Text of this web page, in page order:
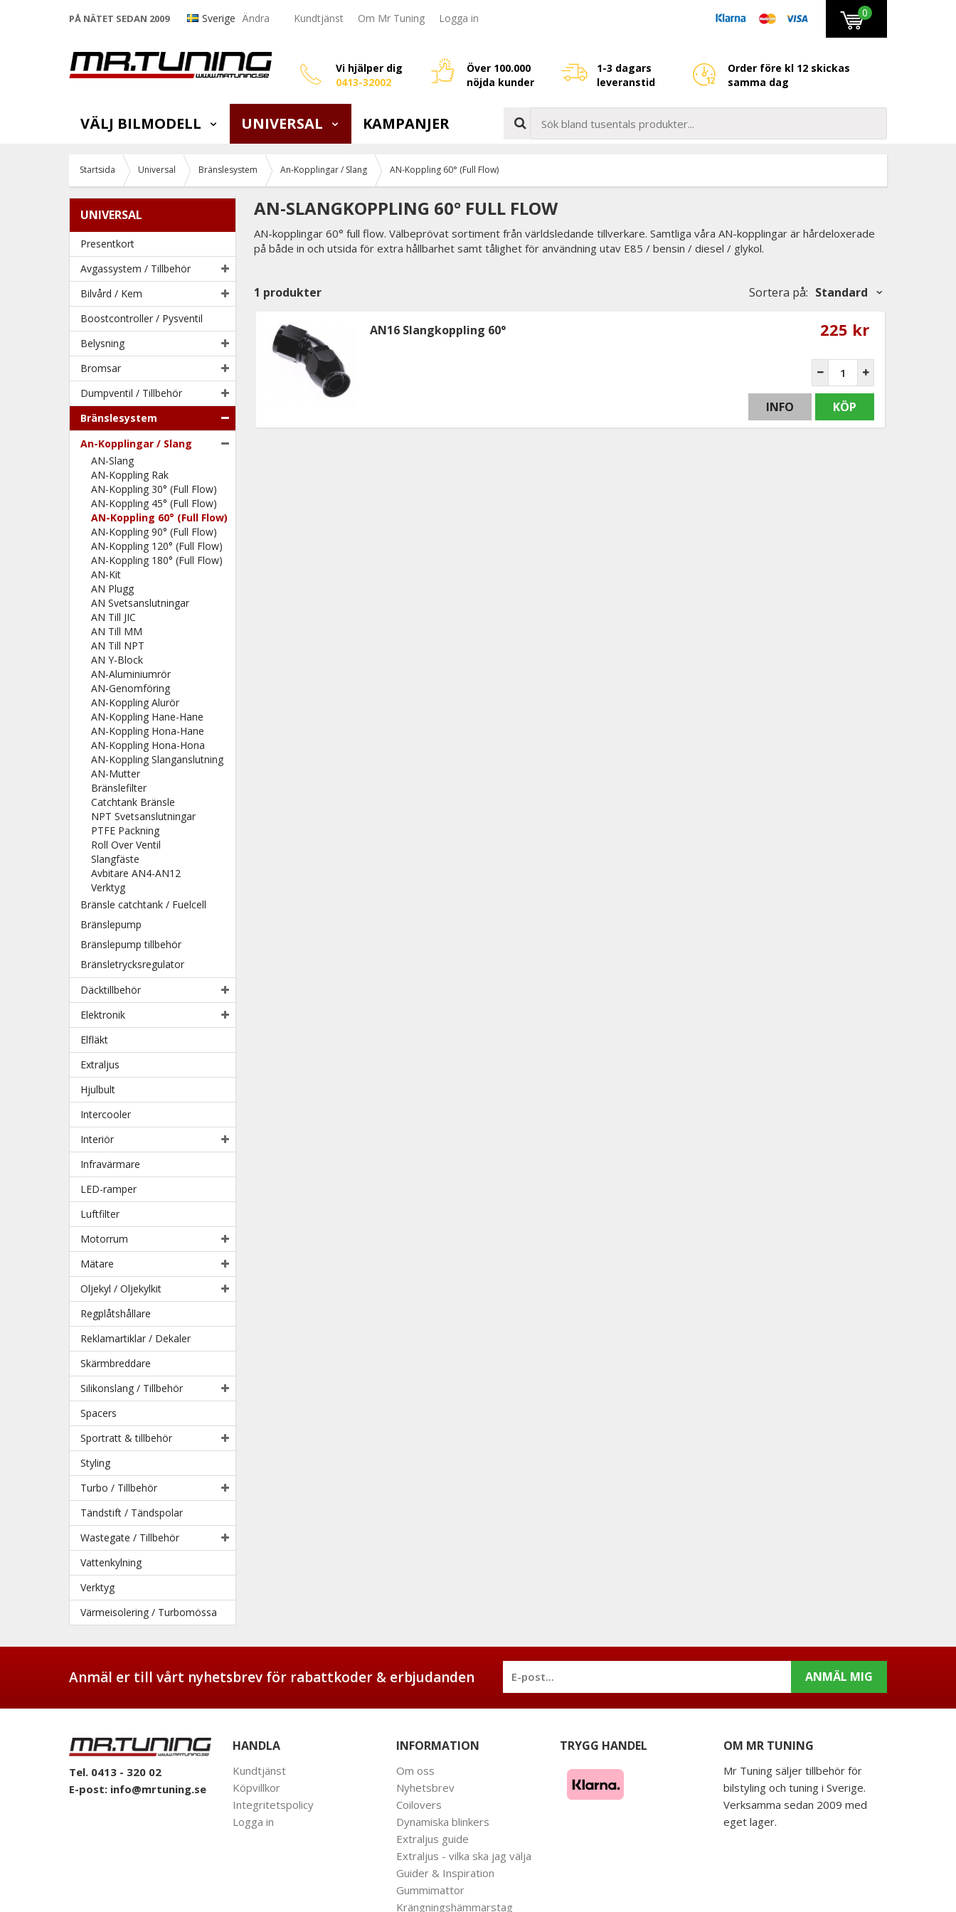
PÅ NÄTET SEDAN 2009 Sverige Ändra Kundtjänst Om Mr Tuning Logga in 0
Vi hjälper dig
0413-32002
Över 100.000
nöjda kunder
1-3 dagars
leveranstid
Order före kl 12 skickas
samma dag
VÄLJ BILMODELL UNIVERSAL KAMPANJER
Startsida Universal Bränslesystem An-Kopplingar / Slang AN-Koppling 60° (Full Flow)
UNIVERSAL
Presentkort
Avgassystem / Tillbehör
Bilvård / Kem
Boostcontroller / Pysventil
Belysning
Bromsar
Dumpventil / Tillbehör
Bränslesystem
An-Kopplingar / Slang
AN-Slang
AN-Koppling Rak
AN-Koppling 30° (Full Flow)
AN-Koppling 45° (Full Flow)
AN-Koppling 60° (Full Flow)
AN-Koppling 90° (Full Flow)
AN-Koppling 120° (Full Flow)
AN-Koppling 180° (Full Flow)
AN-Kit
AN Plugg
AN Svetsanslutningar
AN Till JIC
AN Till MM
AN Till NPT
AN Y-Block
AN-Aluminiumrör
AN-Genomföring
AN-Koppling Alurör
AN-Koppling Hane-Hane
AN-Koppling Hona-Hane
AN-Koppling Hona-Hona
AN-Koppling Slanganslutning
AN-Mutter
Bränslefilter
Catchtank Bränsle
NPT Svetsanslutningar
PTFE Packning
Roll Over Ventil
Slangfäste
Avbitare AN4-AN12
Verktyg
Bränsle catchtank / Fuelcell
Bränslepump
Bränslepump tillbehör
Bränsletrycksregulator
Däcktillbehör
Elektronik
Elfläkt
Extraljus
Hjulbult
Intercooler
Interiör
Infravärmare
LED-ramper
Luftfilter
Motorrum
Mätare
Oljekyl / Oljekylkit
Regplåtshållare
Reklamartiklar / Dekaler
Skärmbreddare
Silikonslang / Tillbehör
Spacers
Sportratt & tillbehör
Styling
Turbo / Tillbehör
Tändstift / Tändspolar
Wastegate / Tillbehör
Vattenkylning
Verktyg
Värmeisolering / Turbomössa
AN-SLANGKOPPLING 60° FULL FLOW
AN-kopplingar 60° full flow. Välbeprövat sortiment från världsledande tillverkare. Samtliga våra AN-kopplingar är hårdeloxerade
på både in och utsida för extra hållbarhet samt tålighet för användning utav E85 / bensin / diesel / glykol.
1 produkter Sortera på: Standard
AN16 Slangkoppling 60° 225 kr
INFO KÖP
Anmäl er till vårt nyhetsbrev för rabattkoder & erbjudanden ANMÄL MIG
Tel. 0413 - 320 02
E-post: info@mrtuning.se
HANDLA
Kundtjänst
Köpvillkor
Integritetspolicy
Logga in
INFORMATION
Om oss
Nyhetsbrev
Coilovers
Dynamiska blinkers
Extraljus guide
Extraljus - vilka ska jag välja
Guider & Inspiration
Gummimattor
Krängningshämmarstag
TRYGG HANDEL OM MR TUNING
Mr Tuning säljer tillbehör för
bilstyling och tuning i Sverige.
Verksamma sedan 2009 med
eget lager.